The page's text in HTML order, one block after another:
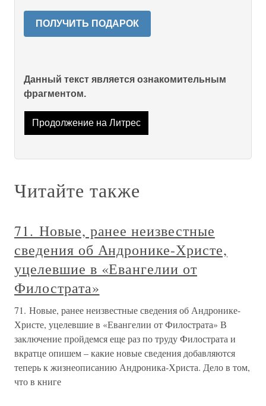
ПОЛУЧИТЬ ПОДАРОК
Данный текст является ознакомительным
фрагментом.
Продолжение на Литрес
Читайте также
71. Новые, ранее неизвестные
сведения об Андронике-Христе,
уцелевшие в «Евангелии от
Филострата»
71. Новые, ранее неизвестные сведения об Андронике-
Христе, уцелевшие в «Евангелии от Филострата» В
заключение пройдемся еще раз по труду Филострата и
вкратце опишем – какие новые сведения добавляются
теперь к жизнеописанию Андроника-Христа. Дело в том,
что в книге